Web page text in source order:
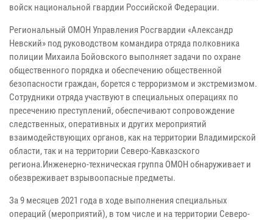
войск национальной гвардии Российской Федерации.
Региональный ОМОН Управления Росгвардии «Александр
Невский» под руководством командира отряда полковника
полиции Михаила Бойовского выполняет задачи по охране
общественного порядка и обеспечению общественной
безопасности граждан, борется с терроризмом и экстремизмом.
Сотрудники отряда участвуют в специальных операциях по
пресечению преступлений, обеспечивают сопровождение
следственных, оперативных и других мероприятий
взаимодействующих органов, как на территории Владимирской
области, так и на территории Северо-Кавказского
региона.Инженерно-техническая группа ОМОН обнаруживает и
обезвреживает взрывоопасные предметы.
За 9 месяцев 2021 года в ходе выполнения специальных
операций (мероприятий), в том числе и на территории Северо-